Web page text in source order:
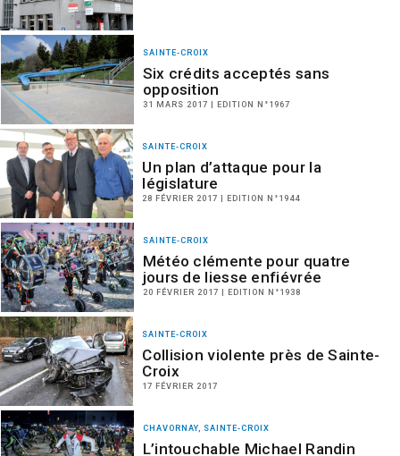
SAINTE-CROIX
Six crédits acceptés sans
opposition
31 MARS 2017 | EDITION N°1967
SAINTE-CROIX
Un plan d’attaque pour la
législature
28 FÉVRIER 2017 | EDITION N°1944
SAINTE-CROIX
Météo clémente pour quatre
jours de liesse enfiévrée
20 FÉVRIER 2017 | EDITION N°1938
SAINTE-CROIX
Collision violente près de Sainte-
Croix
17 FÉVRIER 2017
CHAVORNAY, SAINTE-CROIX
L’intouchable Michael Randin